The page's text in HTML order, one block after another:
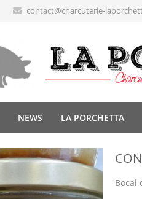
contact@charcuterie-
NEWS LA PORCHETTA
Bocal